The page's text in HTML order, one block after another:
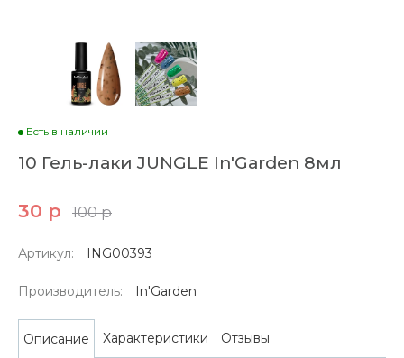
Есть в наличии
10 Гель-лаки JUNGLE In'Garden 8мл
30 р 100 р
Артикул: ING00393
Производитель: In'Garden
Описание Характеристики Отзывы